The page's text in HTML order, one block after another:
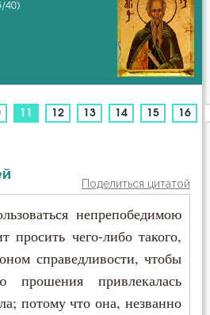
(Гренков)
40)
11 (current)
12 13 14 15 16
Поделиться цитатой
непрепобедимою
чего-либо такого,
справедливости, чтобы
прошения привлекалась
потому что она, незванно